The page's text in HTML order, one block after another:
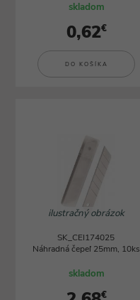
skladom
0,62€
DO KOŠÍKA
ilustračný obrázok
SK_CEI174025
Náhradná čepeľ 25mm, 10ks
skladom
€